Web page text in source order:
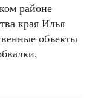
районе
края Илья
объекты